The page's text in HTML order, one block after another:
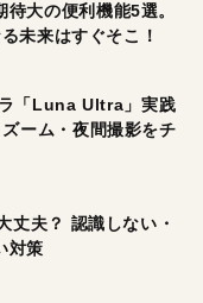
大の便利機能5選。
未来はすぐそこ！
「Luna Ultra」実践
ーム・夜間撮影をチ
丈夫？ 認識しない・
対策